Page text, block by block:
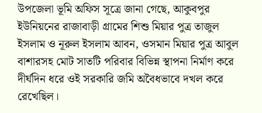
উপজেলা ভূমি অফিস সূত্রে জানা গেছে, আকুবপুর
ইউনিয়নের রাজাবাড়ী গ্রামের শিশু মিয়ার পুত্র তাজুল
ইসলাম ও নূরুল ইসলাম আবন, ওসমান মিয়ার পুত্র আবুল
বাশারসহ মোট সাতটি পরিবার বিভিন্ন স্থাপনা নির্মাণ করে
দীর্ঘদিন ধরে ওই সরকারি জমি অবৈধভাবে দখল করে
রেখেছিল।